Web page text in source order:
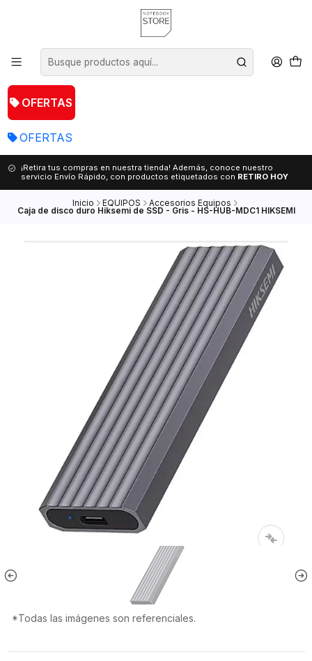
OFERTAS
OFERTAS
¡Retira tus compras en nuestra tienda! Además, conoce nuestro
servicio Envío Rápido, con productos etiquetados con RETIRO HOY
Inicio EQUIPOS Accesorios Equipos
Caja de disco duro Hiksemi de SSD - Gris - HS-HUB-MDC1 HIKSEMI
*Todas las imágenes son referenciales.